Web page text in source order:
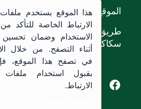
الموقع
طريق الملك خالد،
سكاكا, المملكة العربية
Facebook of Jouf University
X of Jouf University
هذا الموقع يستخدم
الارتباط الخاصة للتأكد
الاستخدام وضمان تحسين
أثناء التصفح. من خلال
في تصفح هذا الموقع،
بقبول استخدام ملفات
الارتباط.